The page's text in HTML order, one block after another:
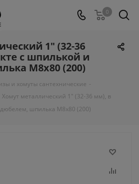
0
1" (32-36
с шпилькой и
М8х80 (200)
и хомуты сантехнические -
Хомут металлический 1" (32-36 мм), в
шпилька М8х80 (200)